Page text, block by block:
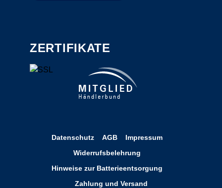
ZERTIFIKATE
Datenschutz AGB
Impressum
Widerrufsbelehrung
Hinweise zur Batterieentsorgung
Zahlung und Versand